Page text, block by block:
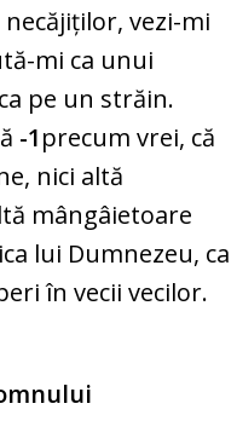
vezi-mi
mi ca unui
pe un străin.
-1precum vrei, că
nici altă
mângâietoare
lui Dumnezeu, ca
în vecii vecilor.